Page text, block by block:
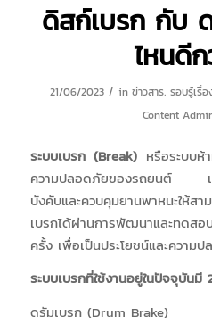
ดิสก์เบรก กับ
ไหนดี
21/06/2023 / in ข่าวสาร, รอบรู้เรื่
Content
ระบบเบรก (Break) หรือระบบห้
ความปลอดภัยของรถยนต์ เนื่
บังคับและควบคุมยานพาหนะให้ส
เบรกได้ผ่านการพัฒนาและทดสอ
ครั้ง เพื่อเป็นประโยชน์และความ
ระบบเบรกที่ใช้งานอยู่ในปัจจุบันมี
ดรัมเบรก (Drum Brake)